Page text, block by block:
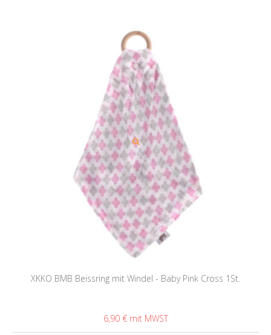
XKKO BMB Beissring mit Windel - Baby Pink Cross 1St.
6,90 €